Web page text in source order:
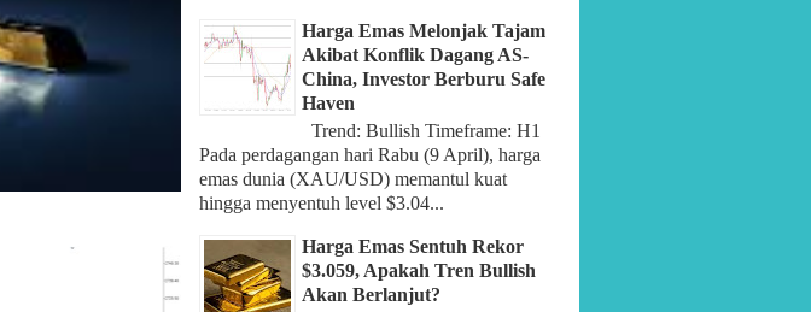
Harga Emas Melonjak Tajam
Akibat Konflik Dagang AS-
China, Investor Berburu Safe
Haven
Trend: Bullish Timeframe: H1
Pada perdagangan hari Rabu (9 April), harga
emas dunia (XAU/USD) memantul kuat
hingga menyentuh level $3.04...
Harga Emas Sentuh Rekor
$3.059, Apakah Tren Bullish
Akan Berlanjut?